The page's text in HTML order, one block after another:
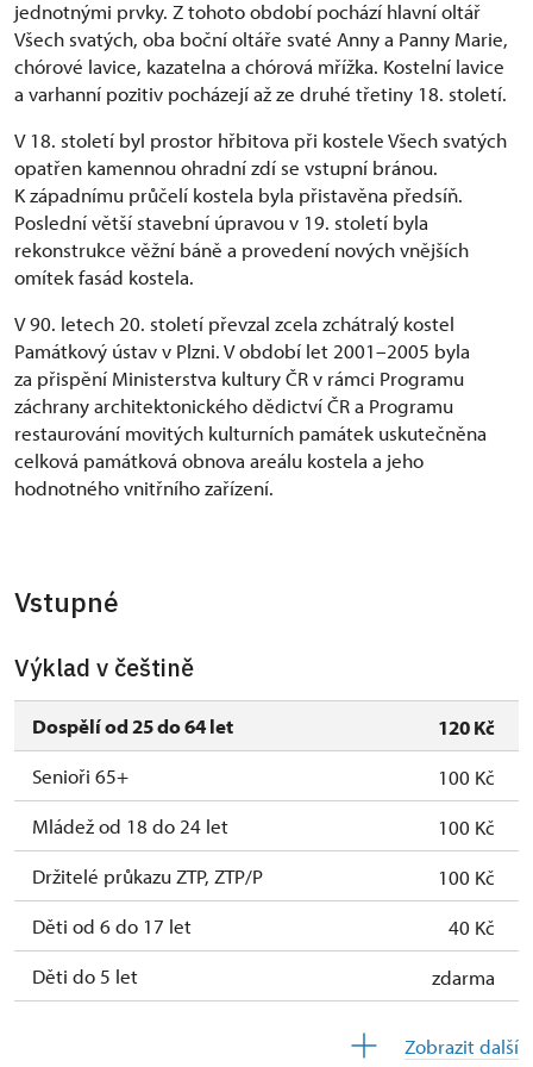
jednotnými prvky. Z tohoto období pochází hlavní oltář
Všech svatých, oba boční oltáře svaté Anny a Panny Marie,
chórové lavice, kazatelna a chórová mřížka. Kostelní lavice
a varhanní pozitiv pocházejí až ze druhé třetiny 18. století.
V 18. století byl prostor hřbitova při kostele Všech svatých
opatřen kamennou ohradní zdí se vstupní bránou.
K západnímu průčelí kostela byla přistavěna předsíň.
Poslední větší stavební úpravou v 19. století byla
rekonstrukce věžní báně a provedení nových vnějších
omítek fasád kostela.
V 90. letech 20. století převzal zcela zchátralý kostel
Památkový ústav v Plzni. V období let 2001–2005 byla
za přispění Ministerstva kultury ČR v rámci Programu
záchrany architektonického dědictví ČR a Programu
restaurování movitých kulturních památek uskutečněna
celková památková obnova areálu kostela a jeho
hodnotného vnitřního zařízení.
Vstupné
Výklad v češtině
Dospělí od 25 do 64 let
120 Kč
Senioři 65+
100 Kč
Mládež od 18 do 24 let
100 Kč
Držitelé průkazu ZTP, ZTP/P
100 Kč
Děti od 6 do 17 let
40 Kč
Děti do 5 let
zdarma
Zobrazit další